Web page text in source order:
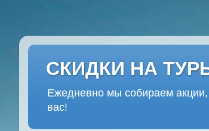
СКИДКИ НА
Ежедневно мы собираем
вас!